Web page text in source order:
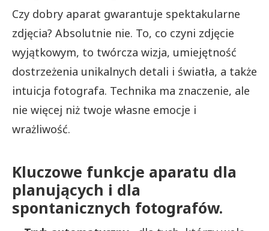
Czy dobry aparat gwarantuje spektakularne
zdjęcia? Absolutnie nie. To, co czyni zdjęcie
wyjątkowym, to twórcza wizja, umiejętność
dostrzeżenia unikalnych detali i światła, a także
intuicja fotografa. Technika ma znaczenie, ale
nie więcej niż twoje własne emocje i
wrażliwość.
Kluczowe funkcje aparatu dla
planujących i dla
spontanicznych fotografów.